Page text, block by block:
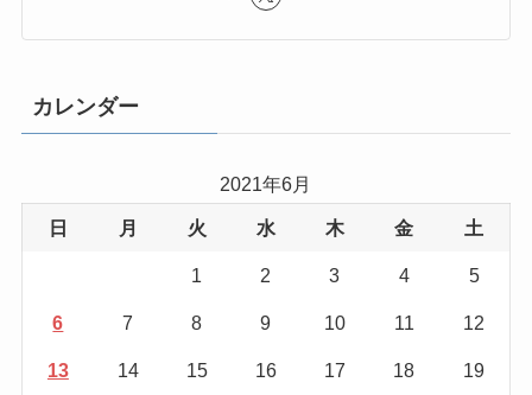
カレンダー
2021年6月
日 月 火 水 木 金 土
1 2 3 4 5
6 7 8 9 10 11 12
13 14 15 16 17 18 19